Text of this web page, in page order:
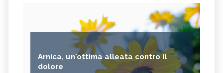
Arnica, un'ottima alleata contro il
dolore